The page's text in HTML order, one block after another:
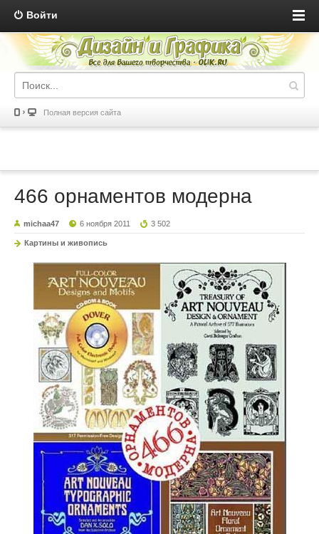
Войти
Полная версия сайта
466 орнаментов модерна
michaa47 6 ноября 2011 3 502
Картины и живопись